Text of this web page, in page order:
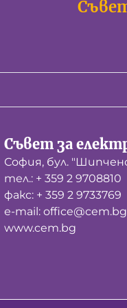
Съвет за
София, бул.
тел.: + 359 2 9708810
факс: + 359 2 9733769
е-mail: office@cem.bg
www.cem.bg